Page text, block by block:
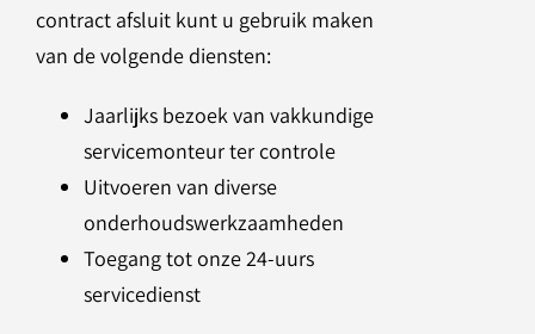
contract afsluit kunt u gebruik maken
van de volgende diensten:
Jaarlijks bezoek van vakkundige
servicemonteur ter controle
Uitvoeren van diverse
onderhoudswerkzaamheden
Toegang tot onze 24-uurs
servicedienst